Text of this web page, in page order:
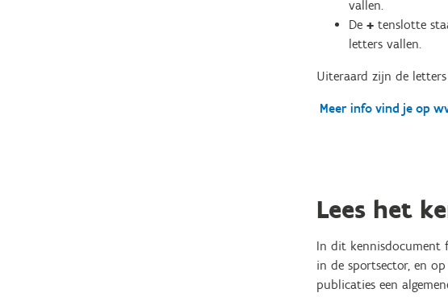
vallen.
De + tenslotte
letters vallen.
Uiteraard zijn de
Meer info vind je op
Lees het
In dit kennisdocument
in de sportsector, en
publicaties een